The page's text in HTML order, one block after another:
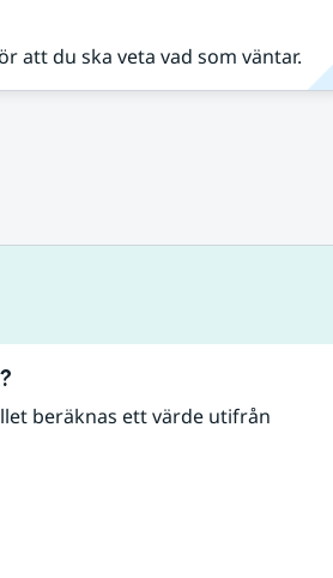
att du ska veta vad som väntar.
beräknas ett värde utifrån